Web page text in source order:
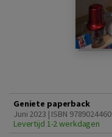
Geniete paperback
Juni 2023 | ISBN
Levertijd 1-2 werkdagen